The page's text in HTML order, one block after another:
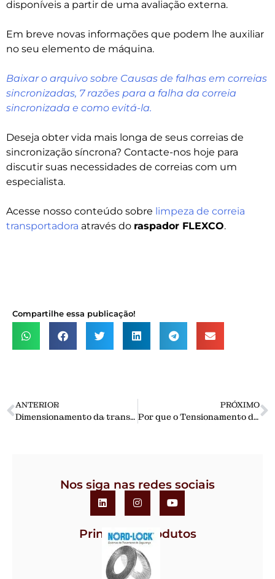
disponíveis a partir de uma avaliação externa.
Em breve novas informações que podem lhe auxiliar
no seu elemento de máquina.
Baixar o arquivo sobre Causas de falhas em correias
sincronizadas, 7 razões para a falha da correia
sincronizada e como evitá-la.
Deseja obter vida mais longa de seus correias de
sincronização síncrona? Contacte-nos hoje para
discutir suas necessidades de correias com um
especialista.
Acesse nosso conteúdo sobre limpeza de correia
transportadora através do raspador FLEXCO.
Compartilhe essa publicação!
ANTERIOR
Dimensionamento da transmissão por correia em “V”
PRÓXIMO
Por que o Tensionamento do Limpador de Correia é Importante?
Nos siga nas redes sociais
Principais Produtos